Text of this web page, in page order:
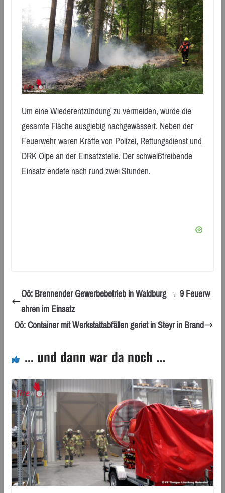
Um eine Wiederentzündung zu vermeiden, wurde die
gesamte Fläche ausgiebig nachgewässert. Neben der
Feuerwehr waren Kräfte von Polizei, Rettungsdienst und
DRK Olpe an der Einsatzstelle. Der schweißtreibende
Einsatz endete nach rund zwei Stunden.
Oö: Brennender Gewerbebetrieb in Waldburg → 9 Feuerw
ehren im Einsatz
Oö: Container mit Werkstattabfällen geriet in Steyr in Brand
... und dann war da noch ...